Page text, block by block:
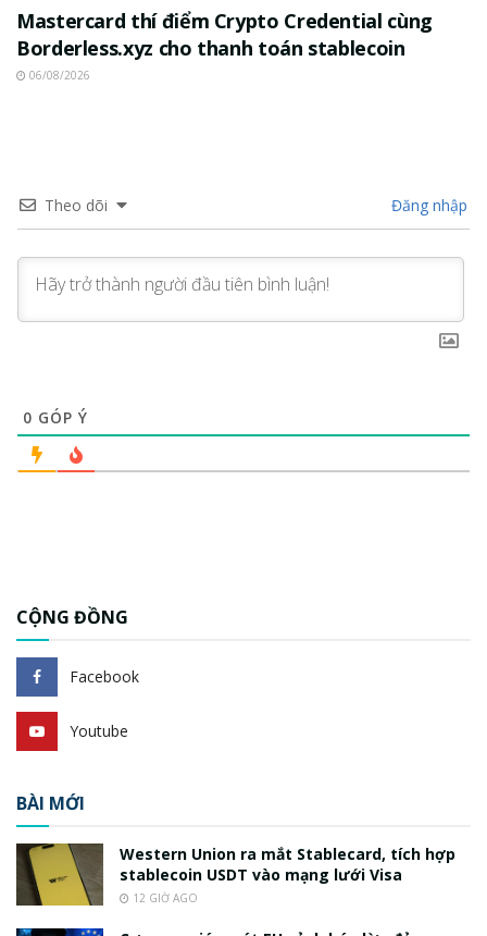
Mastercard thí điểm Crypto Credential cùng
Borderless.xyz cho thanh toán stablecoin
06/08/2026
Theo dõi Đăng nhập
0 GÓP Ý
CỘNG ĐỒNG
Facebook
Youtube
BÀI MỚI
Western Union ra mắt Stablecard, tích hợp
stablecoin USDT vào mạng lưới Visa
12 GIỜ AGO